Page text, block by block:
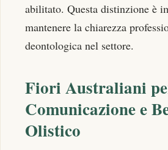
abilitato. Questa distinzione è
mantenere la chiarezza
deontologica nel settore.
Fiori Australiani
Comunicazione e
Olistico